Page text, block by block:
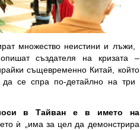
множество неистини и лъжи,
създателя на кризата –
същевременно Китай, който
да се спра по-детайлно на три
в Тайван е в името на
ѝ „има за цел да демонстрира